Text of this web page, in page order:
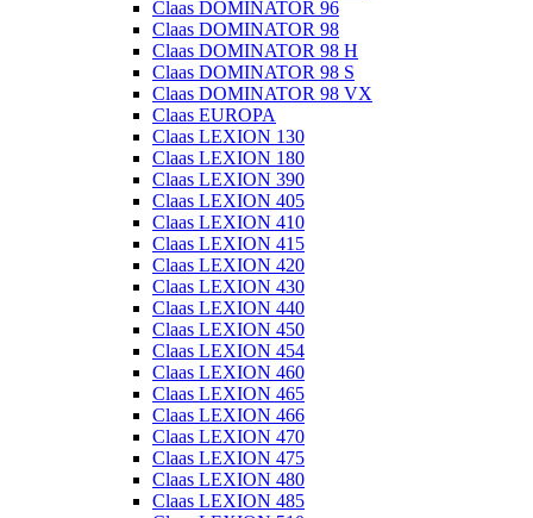
Claas DOMINATOR 96
Claas DOMINATOR 98
Claas DOMINATOR 98 H
Claas DOMINATOR 98 S
Claas DOMINATOR 98 VX
Claas EUROPA
Claas LEXION 130
Claas LEXION 180
Claas LEXION 390
Claas LEXION 405
Claas LEXION 410
Claas LEXION 415
Claas LEXION 420
Claas LEXION 430
Claas LEXION 440
Claas LEXION 450
Claas LEXION 454
Claas LEXION 460
Claas LEXION 465
Claas LEXION 466
Claas LEXION 470
Claas LEXION 475
Claas LEXION 480
Claas LEXION 485